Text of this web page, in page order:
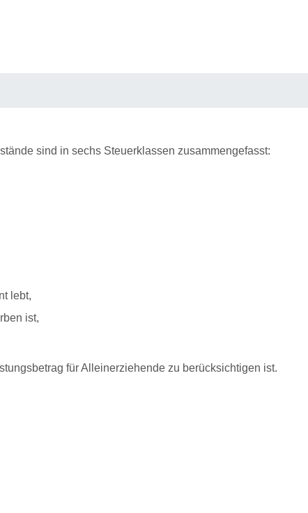
sind in sechs Steuerklassen zusammengefasst:
lebt,
ist,
für Alleinerziehende zu berücksichtigen ist.